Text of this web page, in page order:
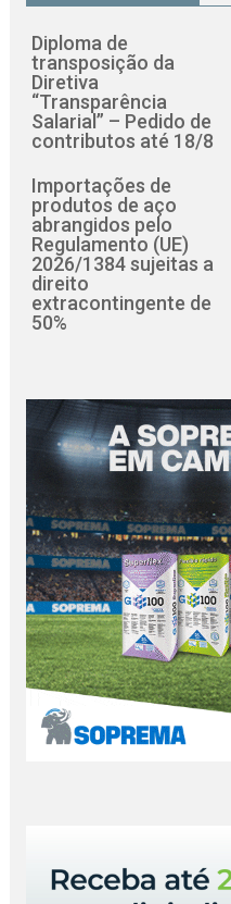
Diploma de
transposição da
Diretiva
“Transparência
Salarial” – Pedido de
contributos até 18/8
Importações de
produtos de aço
abrangidos pelo
Regulamento (UE)
2026/1384 sujeitas a
direito
extracontingente de
50%